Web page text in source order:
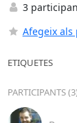
3
Afegeix als
ETIQUETES
PARTICIPANTS